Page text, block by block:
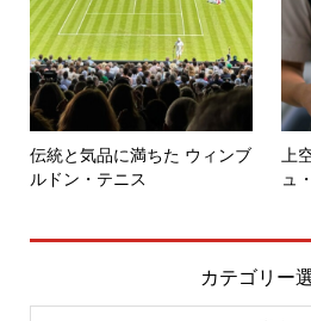
伝統と気品に満ちた ウィンブ
ルドン・テニス
上
ュ
カテゴリー